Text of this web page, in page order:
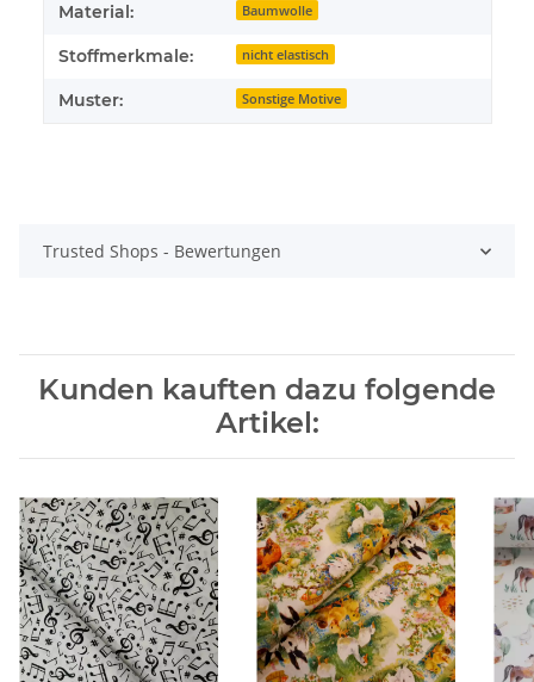
Material: Baumwolle
Stoffmerkmale: nicht elastisch
Muster: Sonstige Motive
Trusted Shops - Bewertungen
Kunden kauften dazu folgende
Artikel: